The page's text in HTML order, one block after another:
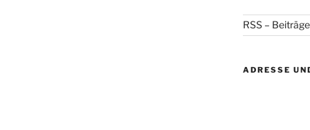
RSS – Beiträge
ADRESSE